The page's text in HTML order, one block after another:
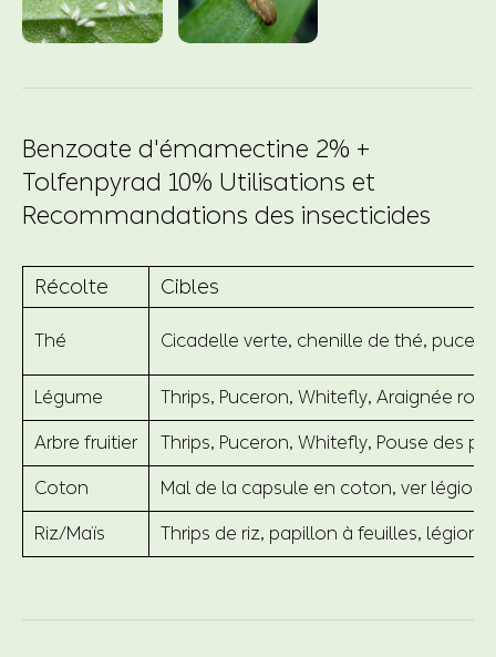
Benzoate d'émamectine 2% +
Tolfenpyrad 10% Utilisations et
Recommandations des insecticides
Récolte Cibles
Thé Cicadelle verte, chenille de thé,
Légume Thrips, Puceron, Whitefly, Araignée
Arbre fruitier Thrips, Puceron, Whitefly, Pouse des
Coton Mal de la capsule en coton, ver
Riz/Maïs Thrips de riz, papillon à feuilles,